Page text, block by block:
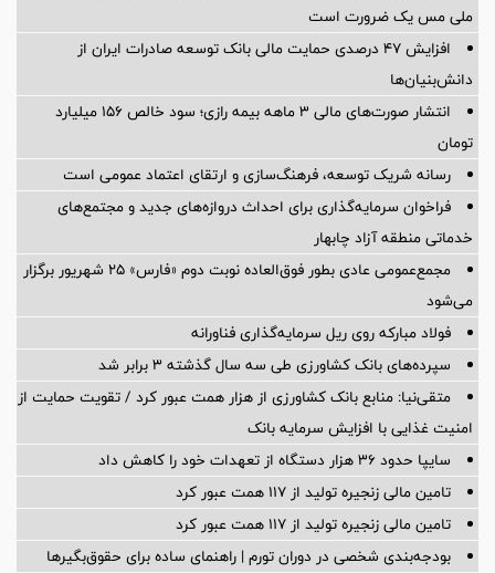
ملی مس یک ضرورت است
افزایش ۴۷ درصدی حمایت مالی بانک توسعه صادرات ایران از
دانش‌بنیان‌ها
انتشار صورت‌های مالی ۳ ماهه بیمه رازی؛ سود خالص ۱۵۶ میلیارد
تومان
رسانه شریک توسعه، فرهنگ‌سازی و ارتقای اعتماد عمومی است
فراخوان سرمایه‌گذاری برای احداث دروازه‌های جدید و مجتمع‌های
خدماتی منطقه آزاد چابهار
مجمع‌عمومی عادی بطور فوق‌العاده نوبت دوم «فارس» ۲۵ شهریور برگزار
می‌شود
فولاد مبارکه روی ریل سرمایه‌گذاری فناورانه
سپرده‌های بانک کشاورزی طی سه سال گذشته ۳ برابر شد
متقی‌نیا: منابع بانک کشاورزی از هزار همت عبور کرد / تقویت حمایت از
امنیت غذایی با افزایش سرمایه بانک
سایپا حدود ۳۶ هزار دستگاه از تعهدات خود را کاهش داد
تامین مالی زنجیره تولید از 117 همت عبور کرد
تامین مالی زنجیره تولید از 117 همت عبور کرد
بودجه‌بندی شخصی در دوران تورم | راهنمای ساده برای حقوق‌بگیرها